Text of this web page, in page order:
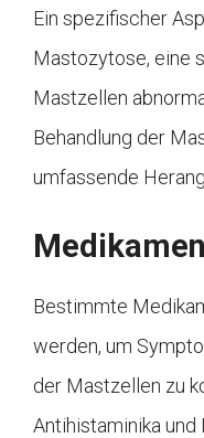
Ein spezifischer
Mastozytose, eine
Mastzellen
Behandlung der
umfassende
Bestimmte
werden, um
der Mastzellen zu
Antihistaminika